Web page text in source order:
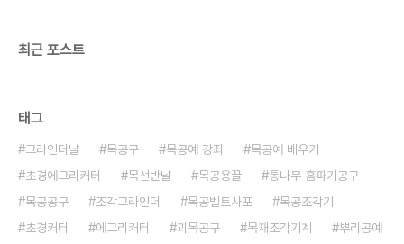
최근 포스트
태그
그라인더날 목공구 목공예 강좌
목공예 배우기
초경에그리커터
목선반날 목공용끌
통나무 홈파기공구
목공공구
조각그라인더 목공벨트사포
목공조각기
초경커터
에그리커터 괴목공구 목재조각기계
뿌리공예